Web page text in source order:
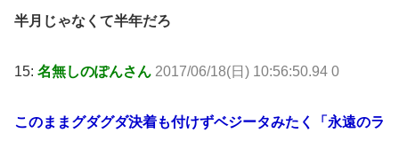
半月じゃなくて半年だろ
15: 名無しのぽんさん 2017/06/18(日) 10:56:50.94 0
このままグダグダ決着も付けずベジータみたく「永遠のラ